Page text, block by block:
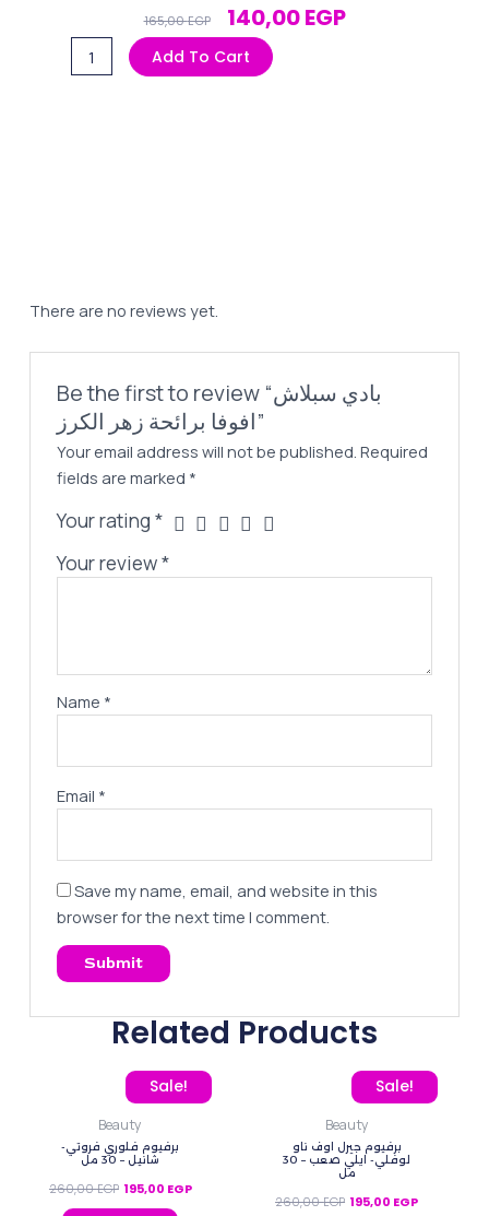
165,00EGP Original
Price
Was:
140,00EGPCurrent
سبلاش
Add To Cart
There are no reviews yet.
Be the first to review “بادي سبلاش
افوفا برائحة زهر الكرز”
Your email address will not be published. Required
fields are marked *
Your rating*
Your review*
Name *
Email *
Save my name, email, and website in this
browser for the next time I comment.
Related Products
Sale!
Beauty
برفيوم فلوري فروتي-
شانيل – 30 مل
260,00EGP
Original price was: 260,00 EGP.
195,00 EGP
Current price is: 195,00 EGP. Sale!
Beauty
برفيوم جيرل اوف ناو
لوفلي- ايلي صعب – 30
مل
260,00EGP
Original price was:
195,00 EGP
Current